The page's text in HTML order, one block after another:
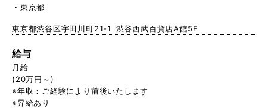
東京都
東京都渋谷区宇田川町21-1 渋谷西武百貨店A館5F
給与
月給
(20万円～)
※年収：ご経験により前後いたします
※昇給あり